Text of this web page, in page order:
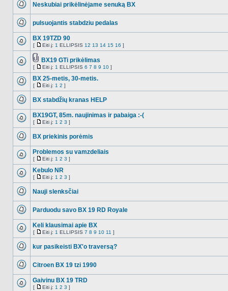
Neskubiai prikėlinėjame senuką BX
pulsuojantis stabdziu pedalas
NO_UNREAD_POSTS
BX 19TZD 90
[
Eiti
Eiti į: 1 ELLIPSIS 12 13 14 15 16 ]
NO_UNREAD_POSTS
Tema
turi
prikabintų
failų
BX19 GTi prikėlimas
[
Eiti
į
Eiti į: 1 ELLIPSIS 6 7 8 9 10 ]
NO_UNREAD_POSTS
BX 25-metis, 30-metis.
[
Eiti
Eiti į: 1 2 ]
BX stabdžių kranas HELP
NO_UNREAD_POSTS
BX19GT, 85m. naujinimas ir pabaiga :-(
[
Eiti
Eiti į: 1 2 3 ]
BX priekinis porėmis
NO_UNREAD_POSTS
Problemos su vamzdeliais
[
Eiti
į
Eiti į: 1 2 3 ]
NO_UNREAD_POSTS
Kebulo NR
[
Eiti
Eiti į: 1 2 3 ]
Nauji slenksčiai
Parduodu savo BX 19 RD Royale
NO_UNREAD_POSTS
Keli klausimai apie BX
[
Eiti
Eiti į: 1 ELLIPSIS 7 8 9 10 11 ]
kur pasikeisti BX'o traversą?
Citroen BX 19 tzi 1990
Gaivinu BX 19 TRD
[
Eiti į: 1 2 3 ]